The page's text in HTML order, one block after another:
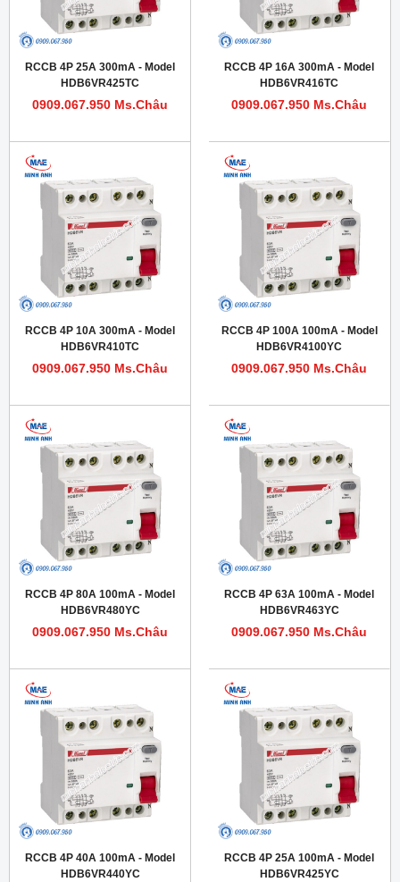
RCCB 4P 25A 300mA - Model
HDB6VR425TC
0909.067.950 Ms.Châu
RCCB 4P 16A 300mA - Model
HDB6VR416TC
0909.067.950 Ms.Châu
RCCB 4P 10A 300mA - Model
HDB6VR410TC
0909.067.950 Ms.Châu
RCCB 4P 100A 100mA - Model
HDB6VR4100YC
0909.067.950 Ms.Châu
RCCB 4P 80A 100mA - Model
HDB6VR480YC
0909.067.950 Ms.Châu
RCCB 4P 63A 100mA - Model
HDB6VR463YC
0909.067.950 Ms.Châu
RCCB 4P 40A 100mA - Model
HDB6VR440YC
RCCB 4P 25A 100mA - Model
HDB6VR425YC